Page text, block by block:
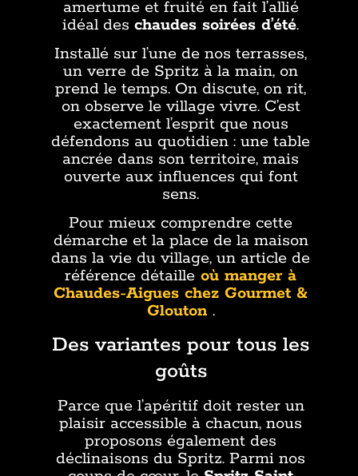
amertume et fruité en fait l’allié
idéal deschaudes soirées d’été.
Installé sur l’une de nos terrasses,
un verre de Spritz à la main, on
prend le temps. On discute, on rit,
on observe le village vivre. C’est
exactement l’esprit que nous
défendons au quotidien : une table
ancrée dans son territoire, mais
ouverte aux influences qui font
sens.
Pour mieux comprendre cette
démarche et la place de la maison
dans la vie du village, un article de
référence détaille où manger à
Chaudes-Aigues chez Gourmet &
Glouton .
Des variantes pour tous les
goûts
Parce que l’apéritif doit rester un
plaisir accessible à chacun, nous
proposons également des
déclinaisons du Spritz. Parmi nos